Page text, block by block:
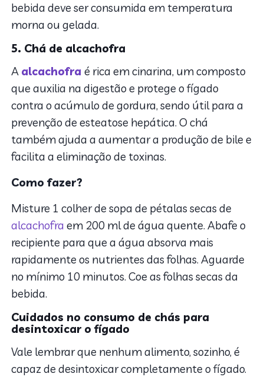
bebida deve ser consumida em temperatura
morna ou gelada.
5. Chá de alcachofra
A alcachofra é rica em cinarina, um composto
que auxilia na digestão e protege o fígado
contra o acúmulo de gordura, sendo útil para a
prevenção de esteatose hepática. O chá
também ajuda a aumentar a produção de bile e
facilita a eliminação de toxinas.
Como fazer?
Misture 1 colher de sopa de pétalas secas de
alcachofra em 200 ml de água quente. Abafe o
recipiente para que a água absorva mais
rapidamente os nutrientes das folhas. Aguarde
no mínimo 10 minutos. Coe as folhas secas da
bebida.
Cuidados no consumo de chás para
desintoxicar o fígado
Vale lembrar que nenhum alimento, sozinho, é
capaz de desintoxicar completamente o fígado.